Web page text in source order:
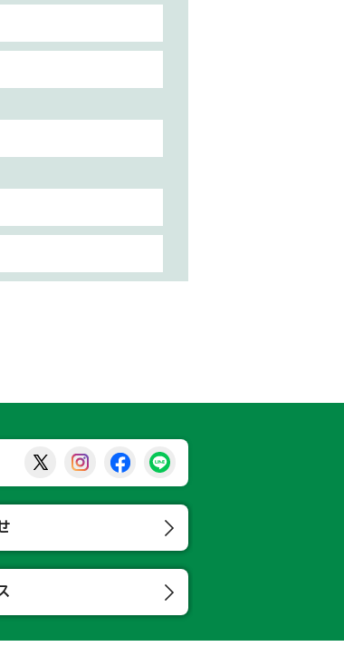
那須烏山市公式X
那須烏山市公式Instagram
那須烏山市公式Facebook